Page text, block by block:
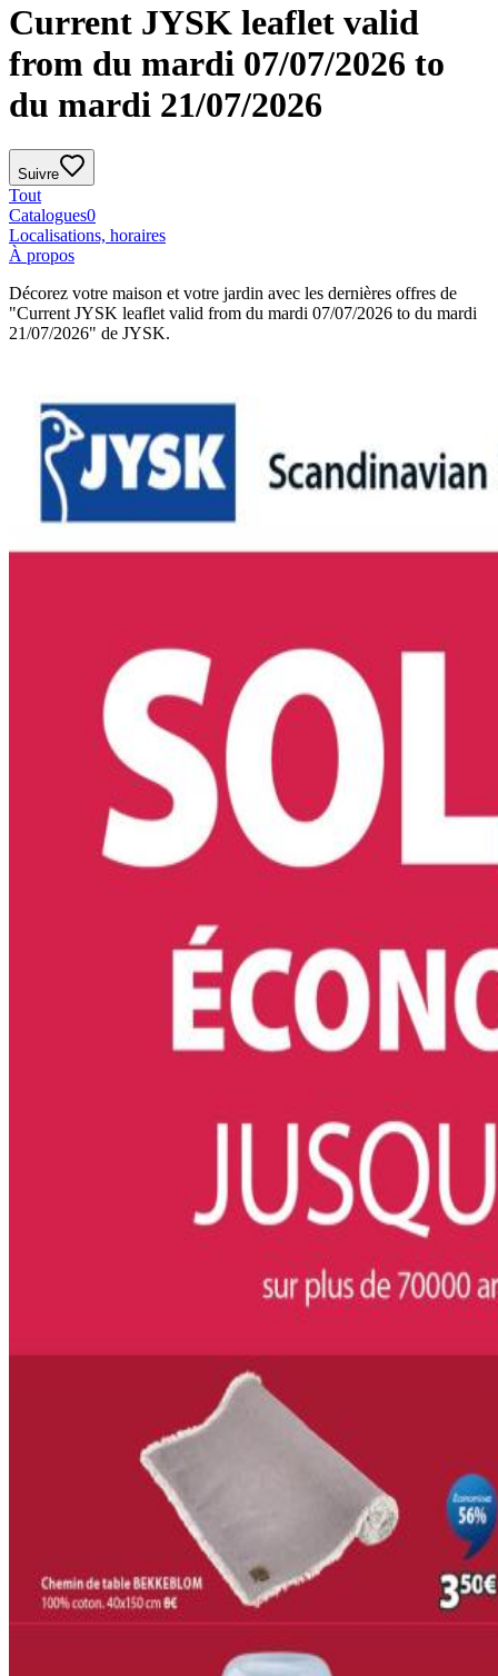
Current JYSK leaflet valid
from du mardi 07/07/2026 to
du mardi 21/07/2026
Suivre
Tout
Catalogues0
Localisations, horaires
À propos
Décorez votre maison et votre jardin avec les dernières offres de
"Current JYSK leaflet valid from du mardi 07/07/2026 to du mardi
21/07/2026" de JYSK.